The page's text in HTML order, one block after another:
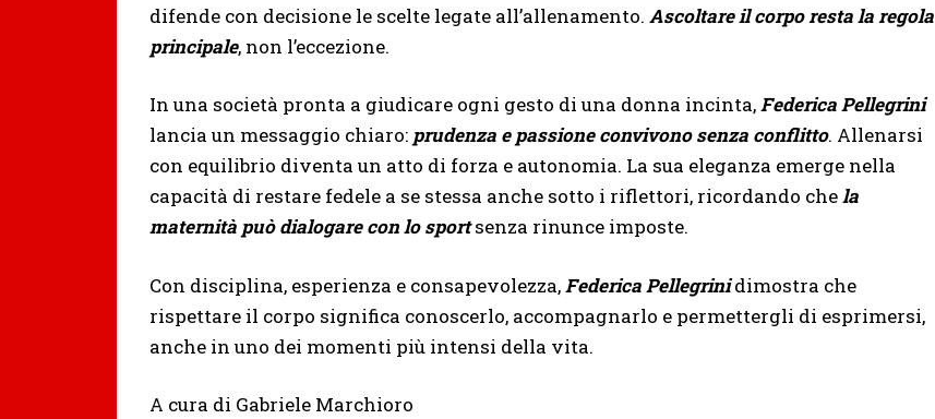
difende con decisione le scelte legate all’allenamento. Ascoltare il corpo resta la regola
principale, non l’eccezione.
In una società pronta a giudicare ogni gesto di una donna incinta,Federica Pellegrini
lancia un messaggio chiaro: prudenza e passione convivono senza conflitto. Allenarsi
con equilibrio diventa un atto di forza e autonomia. La sua eleganza emerge nella
capacità di restare fedele a se stessa anche sotto i riflettori, ricordando chela
maternità può dialogare con lo sportsenza rinunce imposte.
Con disciplina, esperienza e consapevolezza,Federica Pellegrinidimostra che
rispettare il corpo significa conoscerlo, accompagnarlo e permettergli di esprimersi,
anche in uno dei momenti più intensi della vita.
A cura di Gabriele Marchioro